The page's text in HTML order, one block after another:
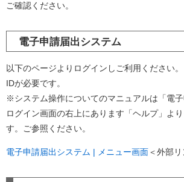
ご確認ください。
電子申請届出システム
以下のページよりログインしご利用ください
IDが必要です。
​※システム操作についてのマニュアルは「電子
ログイン画面の右上にあります「ヘルプ」よ
す。ご参照ください。
電子申請届出システム | メニュー画面＜外部リ